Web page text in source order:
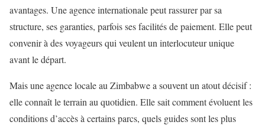
avantages. Une agence internationale peut rassurer par sa
structure, ses garanties, parfois ses facilités de paiement. Elle peut
convenir à des voyageurs qui veulent un interlocuteur unique
avant le départ.
Mais une agence locale au Zimbabwe a souvent un atout décisif :
elle connaît le terrain au quotidien. Elle sait comment évoluent les
conditions d’accès à certains parcs, quels guides sont les plus